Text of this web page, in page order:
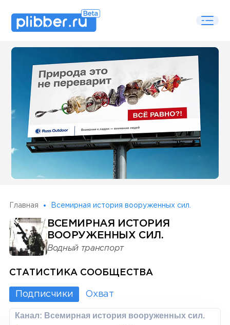
Some SEO Title
Главная Всемирная история вооруженных сил.
ВСЕМИРНАЯ ИСТОРИЯ
ВООРУЖЕННЫХ СИЛ.
Водный транспорт
СТАТИСТИКА СООБЩЕСТВА
Подписчики Охват
Канал: Всемирная история вооруженных сил.